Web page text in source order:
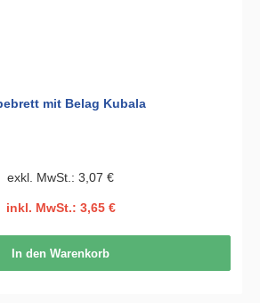
mit Belag Kubala
exkl. MwSt.: 3,07 €
inkl. MwSt.: 3,65 €
In den Warenkorb